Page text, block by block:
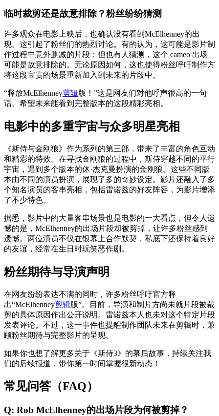
临时裁剪还是故意排除？粉丝纷纷猜测
许多观众在电影上映后，也确认没有看到McElhenney的出
现。这引起了粉丝们的热烈讨论。有的认为，这可能是影片制
作过程中意外删减的片段；但也有人猜测，这个 cameo 出场
可能是故意排除的。无论原因如何，这也使得粉丝呼吁制作方
将这段宝贵的场景重新加入到未来的片段中。
“释放McElhenney剪辑版！”这是网友们对他呼声很高的一句
话。希望未来能看到完整版本的这段精彩亮相。
电影中的多重宇宙与众多明星亮相
《斯侍与金刚狼》作为系列的第三部，带来了丰富的角色互动
和精彩的特效。在寻找金刚狼的过程中，斯侍穿越不同的平行
宇宙，遇到多个版本的休·杰克曼扮演的金刚狼。这些不同版
本由不同的演员扮演，展现了多的奇妙设定。影片还融入了多
个知名演员的客串亮相，包括雷诺兹的好友阵容，为影片增添
了不少特色。
据悉，影片中的大量客串场景也是电影的一大看点，但令人遗
憾的是，McElhenney的出场片段却被剪掉，让许多粉丝感到
遗憾。两位演员不仅在银幕上合作默契，私底下还保持着良好
的友谊，经常在生日时玩笑恶作剧。
粉丝期待与导演声明
在网友纷纷表达不满的同时，许多粉丝呼吁官方释
出“McElhenney剪辑版”。目前，导演和制片方尚未就片段被裁
剪的具体原因作出公开说明。雷诺兹本人也未对这个特定片段
发表评论。不过，这一事件也提醒制作团队未来在剪辑时，兼
顾粉丝期待与完整影片的呈现。
如果你也想了解更多关于《斯侍3》的幕后故事，持续关注我
们的后续报道，带你第一时间掌握很新动态！
常见问答（FAQ）
Q: Rob McElhenney的出场片段为何被剪掉？